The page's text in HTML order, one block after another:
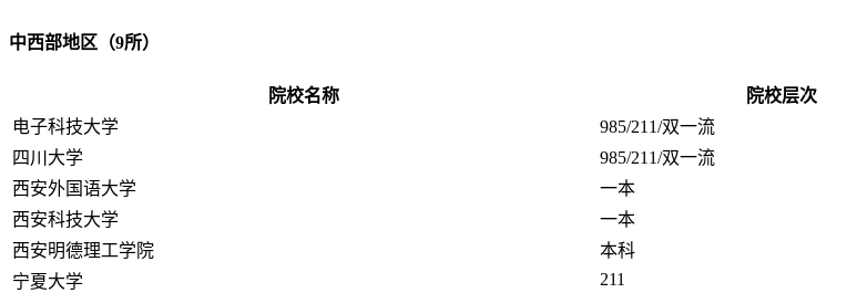
中西部地区（9所）
院校名称 院校层次
电子科技大学
985/211/双一流
四川大学
985/211/双一流
西安外国语大学
一本
西安科技大学
一本
西安明德理工学院
本科
宁夏大学
211